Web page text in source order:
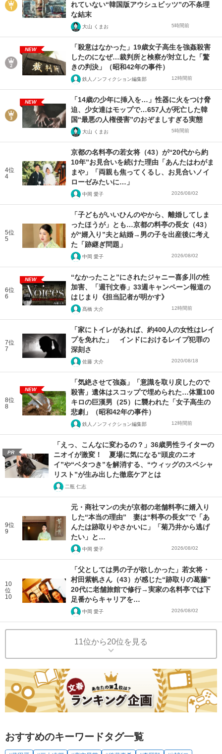
れていない“韓国版アウシュビッツ”の不条理
な結末
大山 くまお 5時間前
NEW
「殺意はなかった」19歳女子高生を強姦殺害
したのになぜ…裁判所と検察が対立した「驚
きの判決」（昭和42年の事件）
鉄人ノンフィクション編集部 12時間前
NEW
「14歳の少年に挿入を…」性器に火をつけ脅
迫、少女達はモップで…657人が死亡した韓
国“最悪の人権侵害”のおぞましすぎる実態
大山 くまお 5時間前
4位
4
京都の名料亭の若女将（43）が“20代から約
10年”お見合いを続けた理由「あんたはわがま
まや」「両親も焦ってくるし、お見合いノイ
ローゼみたいに…」
中岡 愛子 2026/08/02
5位
5
「子どもがいいひんのやから、離婚してしま
ったほうが」とも…京都の料亭の長女（43）
が“婿入り”夫と結婚→男の子を出産後に考え
た「跡継ぎ問題」
中岡 愛子 2026/08/02
6位
6
NEW
“なかったこと”にされたジャニー喜多川の性
加害、「週刊文春」33週キャンペーン報道の
はじまり《担当記者が明かす》
髙橋 大介 12時間前
7位
7
「家にトイレがあれば、約400人の女性はレイ
プを免れた」 インドにおけるレイプ犯罪の
深刻さ
佐藤 大介 2020/08/18
8位
8
NEW
「気絶させて強姦」「意識を取り戻したので
殺害」遺体はスコップで埋められた…体重100
キロの巨漢男（25）に襲われた「女子高生の
悲劇」（昭和42年の事件）
鉄人ノンフィクション編集部 12時間前
PR
「えっ、こんなに変わるの？」36歳男性ライターの
ニオイが激変！ 夏場に気になる“頭皮のニオ
イ”や“ベタつき”を解消する、“ウィッグのスペシャ
リスト”が生み出した徹底ケアとは
二瓶 仁志
9位
9
元・商社マンの夫が京都の老舗料亭に婿入り
した“本当の理由” 妻は“料亭の長女”で「あ
んたは跡取りやさかいに」「菊乃井から逃げ
たい」と…
中岡 愛子 2026/08/02
10
位
10
「父としては男の子が欲しかった」若女将・
村田紫帆さん（43）が感じた“跡取りの葛藤”
20代に老舗旅館で修行→実家の名料亭では下
足番からキャリアを…
中岡 愛子 2026/08/02
11位から20位を見る
おすすめのキーワードタグ一覧